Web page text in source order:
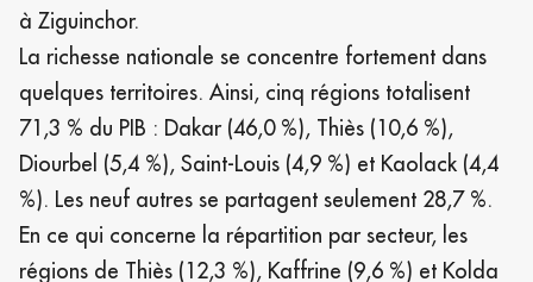
à Ziguinchor.
La richesse nationale se concentre fortement dans
quelques territoires. Ainsi, cinq régions totalisent
71,3 % du PIB : Dakar (46,0 %), Thiès (10,6 %),
Diourbel (5,4 %), Saint-Louis (4,9 %) et Kaolack (4,4
%). Les neuf autres se partagent seulement 28,7 %.
En ce qui concerne la répartition par secteur, les
régions de Thiès (12,3 %), Kaffrine (9,6 %) et Kolda